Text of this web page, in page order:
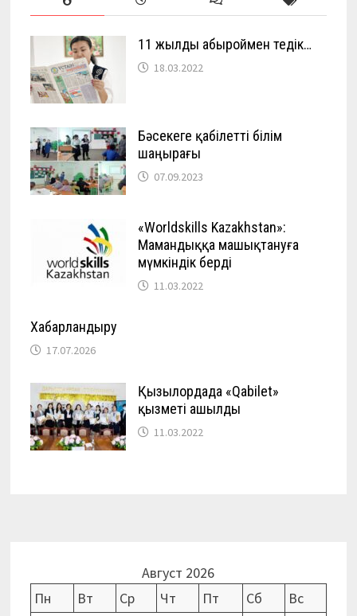
11 жылды абыроймен өтедік…
18.03.2022
Бәсекеге қабілетті білім
шаңырағы
07.09.2023
«Worldskills Kazakhstan»:
Мамандыққа машықтануға
мүмкіндік берді
11.03.2022
Хабарландыру
17.07.2026
Қызылордада «Qabilet»
қызметі ашылды
11.03.2022
Август 2026
Пн
Вт Ср Чт Пт Сб
Вс